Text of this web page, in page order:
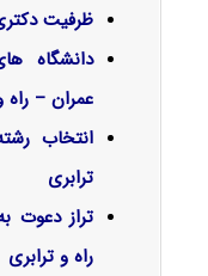
ظرفیت
دانشگاه
عمران – راه
انتخاب
ترابری
تراز دعوت
راه و ترابری